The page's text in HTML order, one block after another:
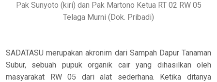
Pak Sunyoto (kiri) dan Pak Martono Ketua RT 02 RW 05
Telaga Murni (Dok. Pribadi)
SADATASU merupakan akronim dari Sampah Dapur Tanaman
Subur, sebuah pupuk organik cair yang dihasilkan oleh
masyarakat RW 05 dari alat sederhana. Ketika ditanya